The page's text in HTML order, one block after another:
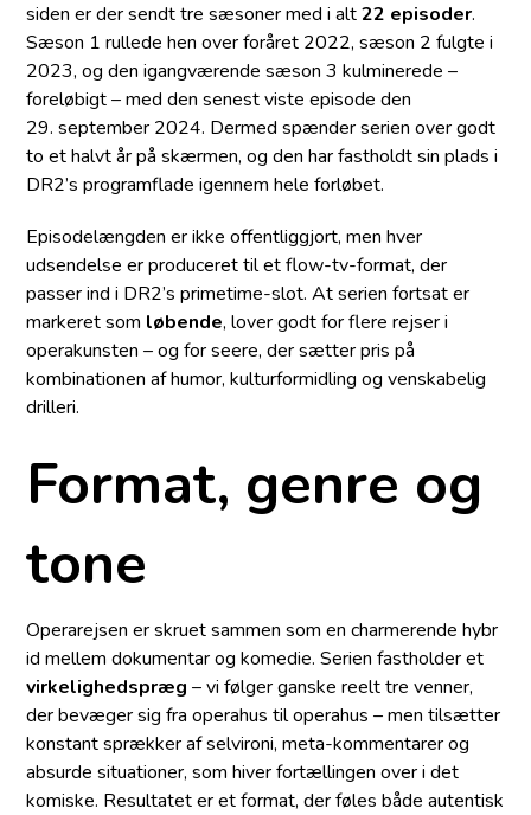
siden er der sendt tre sæsoner med i alt22 episoder.
Sæson 1 rullede hen over foråret 2022, sæson 2 fulgte i
2023, og den igangværende sæson 3 kulminerede –
foreløbigt – med den senest viste episode den
29. september 2024. Dermed spænder serien over godt
to et halvt år på skærmen, og den har fastholdt sin plads i
DR2’s programflade igennem hele forløbet.
Episodelængden er ikke offentliggjort, men hver
udsendelse er produceret til et flow-tv-format, der
passer ind i DR2’s primetime-slot. At serien fortsat er
markeret som løbende, lover godt for flere rejser i
operakunsten – og for seere, der sætter pris på
kombinationen af humor, kulturformidling og venskabelig
drilleri.
Format, genre og
tone
Operarejsen er skruet sammen som en charmerende hybr
id mellem dokumentar og komedie. Serien fastholder et
virkelighedspræg – vi følger ganske reelt tre venner,
der bevæger sig fra operahus til operahus – men tilsætter
konstant sprækker af selvironi, meta-kommentarer og
absurde situationer, som hiver fortællingen over i det
komiske. Resultatet er et format, der føles både autentisk